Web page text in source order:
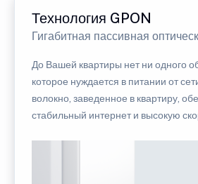
Технология GPON
Гигабитная пассивная
До Вашей квартиры нет ни одного
которое нуждается в питании от
волокно, заведенное в квартиру,
стабильный интернет и высокую